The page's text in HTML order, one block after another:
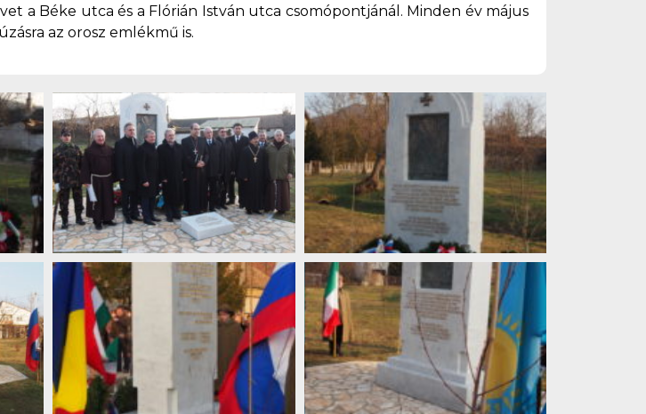
a Béke utca és a Flórián István utca csomópontjánál. Minden év május
az orosz emlékmű is.